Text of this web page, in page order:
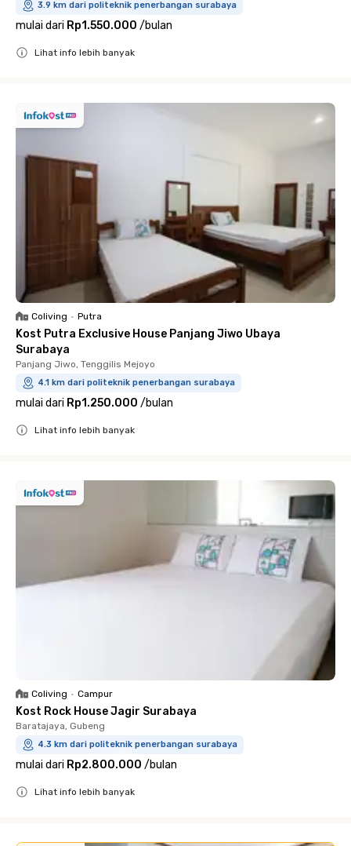
3.9 km dari politeknik penerbangan surabaya
mulai dari Rp1.550.000 /bulan
Lihat info lebih banyak
Coliving • Putra
Kost Putra Exclusive House Panjang Jiwo Ubaya
Surabaya
Panjang Jiwo, Tenggilis Mejoyo
4.1 km dari politeknik penerbangan surabaya
mulai dari Rp1.250.000 /bulan
Lihat info lebih banyak
Coliving • Campur
Kost Rock House Jagir Surabaya
Baratajaya, Gubeng
4.3 km dari politeknik penerbangan surabaya
mulai dari Rp2.800.000 /bulan
Lihat info lebih banyak